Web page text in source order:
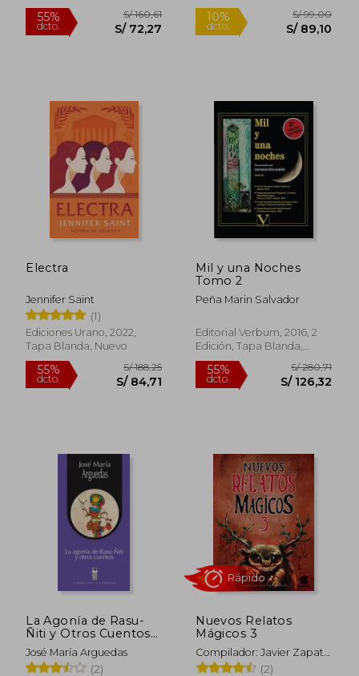
10%
dcto. S/ 44,10
21%
dcto.
10%
dcto.
Rápido
Electra
Jennifer Saint
(1)
Ediciones Urano, 2022,
Tapa Blanda, Nuevo
Mil y una Noches
Tomo 2
Peña Marin Salvador
Editorial Verbum, 2016, 2
Edición, Tapa Blanda,
Nuevo
La Agonía de Rasu-
Ñiti y Otros Cuentos
(en Quechuaespañol)
José María Arguedas
(2)
Nuevos Relatos
Mágicos 3
Compilador: Javier Zapata
Innocenzi
(2)